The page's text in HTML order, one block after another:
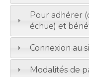
Pour adhérer
échue) et
Connexion au
Modalités de